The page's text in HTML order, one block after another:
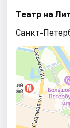
Театр на
Санкт-